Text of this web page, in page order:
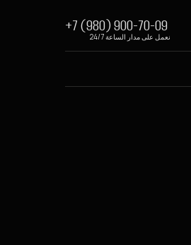
+7 (980) 900-70-09
نعمل على مدار الساعة 24/7